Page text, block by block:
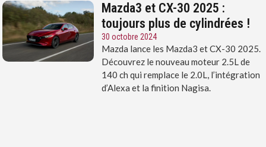
Mazda3 et CX-30 2025 :
toujours plus de cylindrées !
30 octobre 2024
Mazda lance les Mazda3 et CX-30 2025.
Découvrez le nouveau moteur 2.5L de
140 ch qui remplace le 2.0L, l’intégration
d’Alexa et la finition Nagisa.